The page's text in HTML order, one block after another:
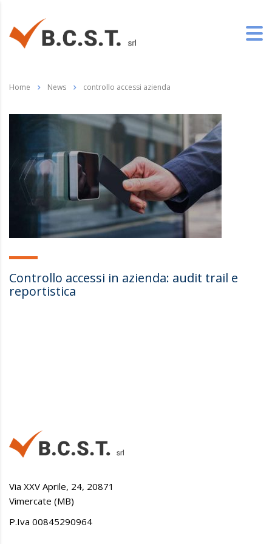
Home News controllo accessi azienda
Controllo accessi in azienda: audit trail e
reportistica
Via XXV Aprile, 24, 20871
Vimercate (MB)
P.Iva 00845290964